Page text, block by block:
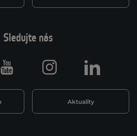
Sledujte nás
Aktuality
Youtube Instagram LinkedIn